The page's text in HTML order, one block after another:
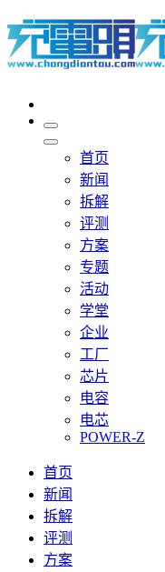
首页
新闻
拆解
评测
方案
专题
活动
学堂
企业
工厂
芯片
电容
电芯
POWER-Z
首页
新闻
拆解
评测
方案